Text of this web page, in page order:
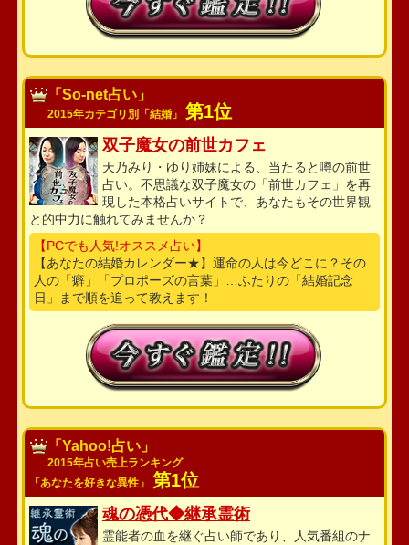
「So-net占い」
2015年カテゴリ別「結婚」 第1位
双子魔女の前世カフェ
天乃みり・ゆり姉妹による、当たると噂の前世
占い。不思議な双子魔女の「前世カフェ」を再
現した本格占いサイトで、あなたもその世界観
と的中力に触れてみませんか？
【PCでも人気!オススメ占い】
【あなたの結婚カレンダー★】運命の人は今どこに？その
人の「癖」「プロポーズの言葉」…ふたりの「結婚記念
日」まで順を追って教えます！
「Yahoo!占い」
2015年占い売上ランキング
「あなたを好きな異性」 第1位
魂の憑代◆継承霊術
霊能者の血を継ぐ占い師であり、人気番組のナ